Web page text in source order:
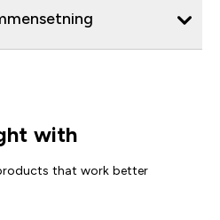
with
that work better